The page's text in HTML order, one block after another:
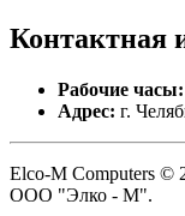
Контактная
Рабочие часы:
Адрес: г.
Elco-M Computers ©
ООО "Элко - М".